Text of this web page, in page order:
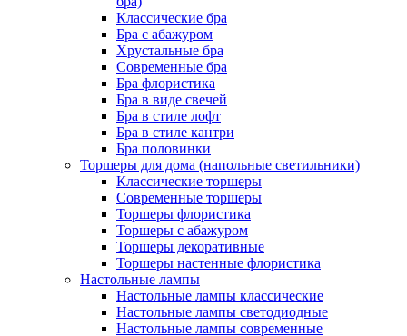
Классические бра
Бра с абажуром
Хрустальные бра
Современные бра
Бра флористика
Бра в виде свечей
Бра в стиле лофт
Бра в стиле кантри
Бра половинки
Торшеры для дома (напольные светильники)
Классические торшеры
Современные торшеры
Торшеры флористика
Торшеры с абажуром
Торшеры декоративные
Торшеры настенные флористика
Настольные лампы
Настольные лампы классические
Настольные лампы светодиодные
Настольные лампы современные